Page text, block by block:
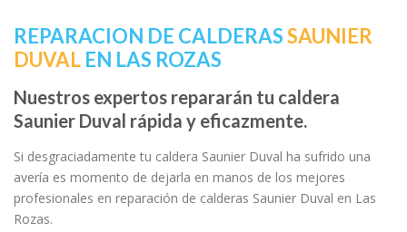
REPARACION DE CALDERASSAUNIER
DUVAL EN LAS ROZAS
Nuestros expertos repararán tu caldera
Saunier Duval rápida y eficazmente.
Si desgraciadamente tu caldera Saunier Duval ha sufrido una
avería es momento de dejarla en manos de los mejores
profesionales en reparación de calderas Saunier Duval en Las
Rozas.